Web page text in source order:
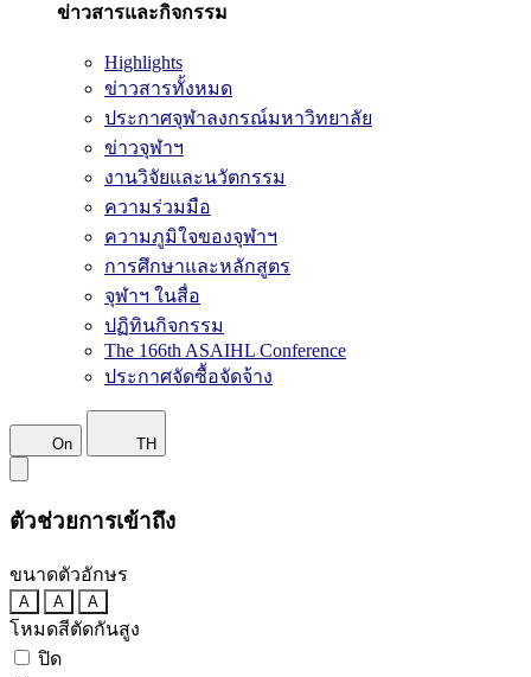
ข่าวสารและกิจกรรม
Highlights
ข่าวสารทั้งหมด
ประกาศจุฬาลงกรณ์มหาวิทยาลัย
ข่าวจุฬาฯ
งานวิจัยและนวัตกรรม
ความร่วมมือ
ความภูมิใจของจุฬาฯ
การศึกษาและหลักสูตร
จุฬาฯ ในสื่อ
ปฏิทินกิจกรรม
The 166th ASAIHL Conference
ประกาศจัดซื้อจัดจ้าง
On TH
ตัวช่วยการเข้าถึง
ขนาดตัวอักษร
A A A
โหมดสีตัดกันสูง
ปิด